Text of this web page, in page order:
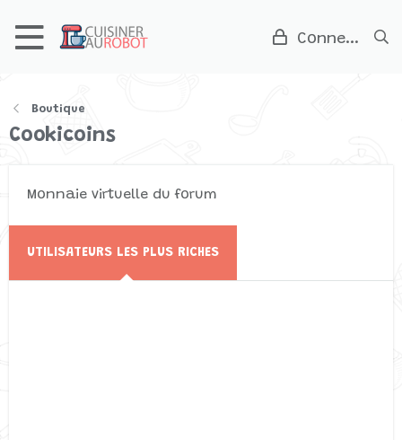
Connexion
Boutique
Cookicoins
Monnaie virtuelle du forum
UTILISATEURS LES PLUS RICHES